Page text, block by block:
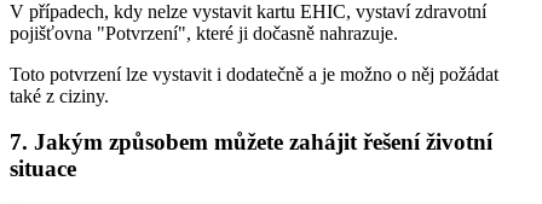
V případech, kdy nelze vystavit kartu EHIC, vystaví zdravotní
pojišťovna "Potvrzení", které ji dočasně nahrazuje.
Toto potvrzení lze vystavit i dodatečně a je možno o něj požádat
také z ciziny.
7. Jakým způsobem můžete zahájit řešení životní
situace